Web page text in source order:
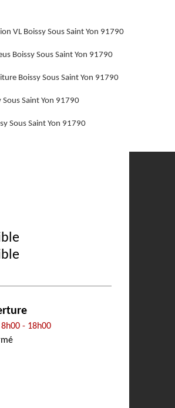
VL Boissy Sous Saint Yon 91790
Boissy Sous Saint Yon 91790
Boissy Sous Saint Yon 91790
Sous Saint Yon 91790
Sous Saint Yon 91790
8h00 - 18h00